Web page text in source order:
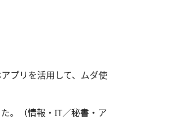
プリを活用して、ムダ使
。（情報・IT／秘書・ア